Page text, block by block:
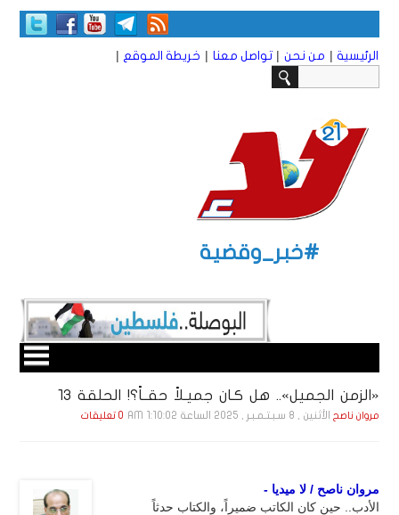
الرئيسية | من نحن | تواصل معنا | خريطة الموقع |
#خبر_وقضية
«الزمن الجميل».. هل كـان جميـلاً حقــاً؟! الحلقة ١3
مروان ناصح الأثنين , 8 سـبـتـمـبـر , 2025 الساعة 1:10:02 AM 0 تعليقات
مروان ناصح / لا ميديا -
الأدب.. حين كان الكاتب ضميراً، والكتاب حدثاً